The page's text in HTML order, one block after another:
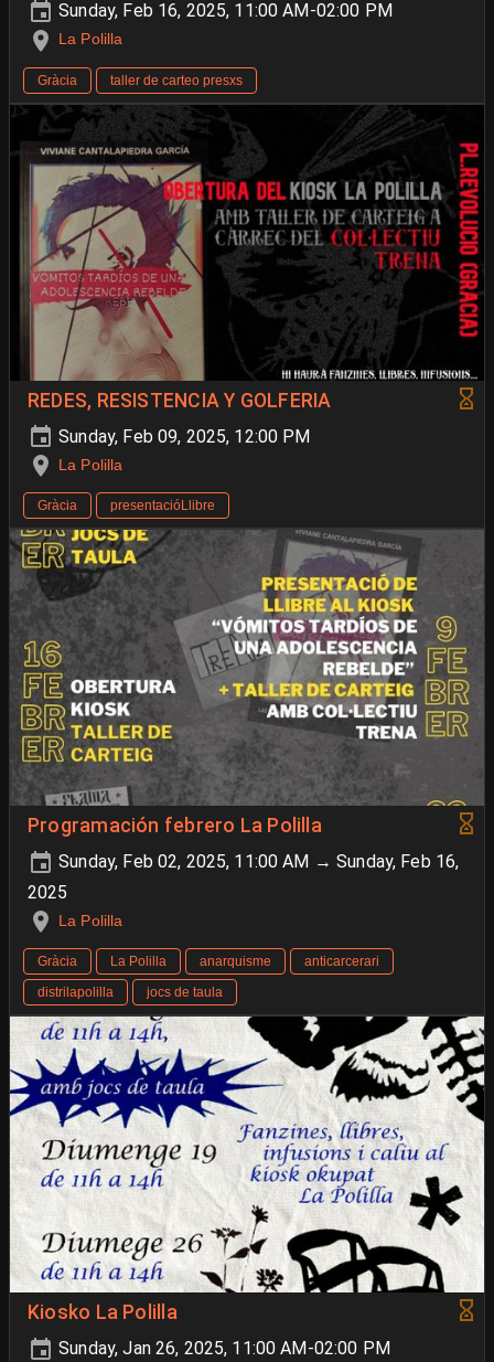
Sunday, Feb 16, 2025, 11:00 AM-02:00 PM
La Polilla
Gràcia taller de carteo presxs
REDES, RESISTENCIA Y GOLFERIA
Sunday, Feb 09, 2025, 12:00 PM
La Polilla
Gràcia presentacióLlibre
Programación febrero La Polilla
Sunday, Feb 02, 2025, 11:00 AM → Sunday, Feb 16,
2025
La Polilla
Gràcia La Polilla anarquisme
anticarcerari
distrilapolilla
jocs de taula
Kiosko La Polilla
Sunday, Jan 26, 2025, 11:00 AM-02:00 PM